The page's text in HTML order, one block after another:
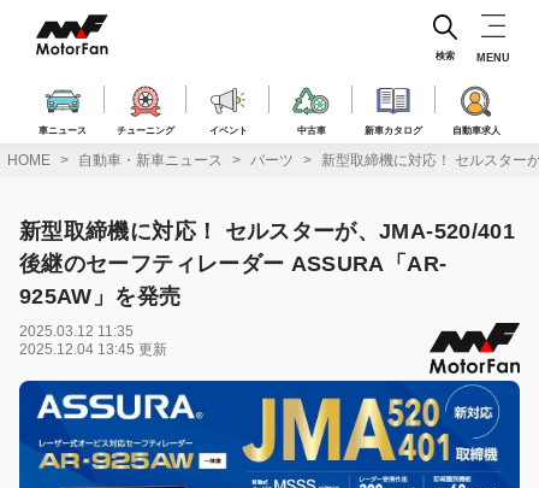
ス
車ニュース チューニング イベント 中古車 新車カタログ 自動車求人
検索 MENU
HOME 自動車・新車ニュース パーツ 新型取締機に対応！ セルスター
新型取締機に対応！ セルスターが、JMA-520/401
後継のセーフティレーダー ASSURA「AR-
925AW」を発売
2025.03.12 11:35
2025.12.04 13:45 更新